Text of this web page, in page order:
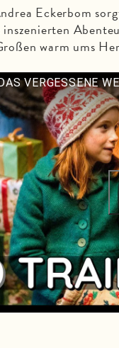
Eckerbom
warm ums
VERGESSENE